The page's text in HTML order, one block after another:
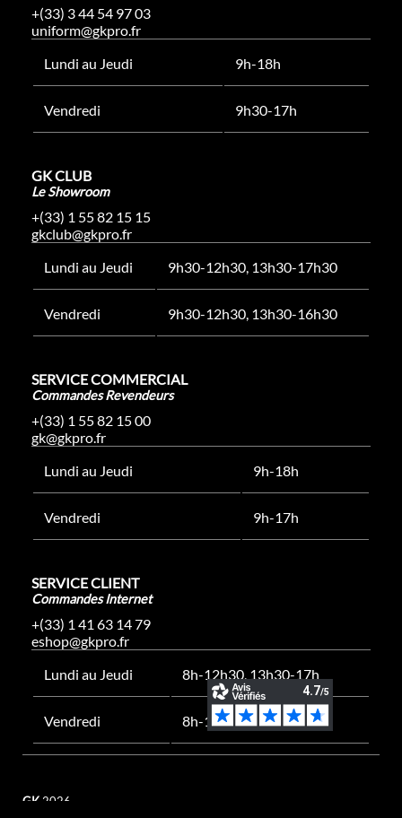
+(33) 3 44 54 97 03
uniform@gkpro.fr
Lundi au Jeudi
9h-18h
Vendredi 9h30-17h
GK CLUB
Le Showroom
+(33) 1 55 82 15 15
gkclub@gkpro.fr
Lundi au Jeudi
9h30-12h30, 13h30-17h30
Vendredi 9h30-12h30, 13h30-16h30
SERVICE COMMERCIAL
Commandes Revendeurs
+(33) 1 55 82 15 00
gk@gkpro.fr
Lundi au Jeudi
9h-18h
Vendredi 9h-17h
SERVICE CLIENT
Commandes Internet
+(33) 1 41 63 14 79
eshop@gkpro.fr
Lundi au Jeudi
8h-12h30, 13h30-17h
Vendredi 8h-12h30, 13h30-16h
GK 2026